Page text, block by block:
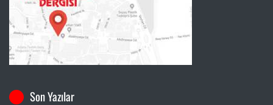
Son Yazılar